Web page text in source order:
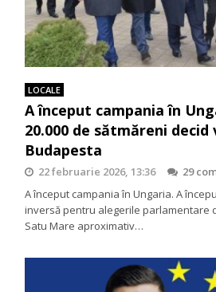
LOCALE
A început campania în
20.000 de sătmăreni
Budapesta
22 februarie 2026, 13:36
29
A început campania în Ungaria. A
inversă pentru alegerile parlamentare
Satu Mare aproximativ…